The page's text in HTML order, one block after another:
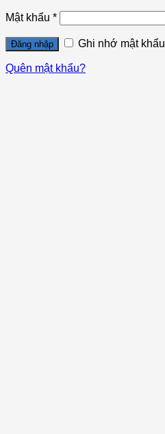
Mật khẩu *
Đăng nhập Ghi nhớ mật khẩu
Quên mật khẩu?